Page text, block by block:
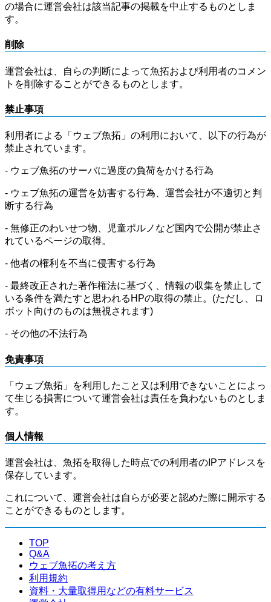
の場合に運営会社は該当記事の掲載を中止するものとしま
す。
削除
運営会社は、自らの判断によって魚拓および利用者のコメン
トを削除することができるものとします。
禁止事項
利用者による「ウェブ魚拓」の利用において、以下の行為が
禁止されています。
- ウェブ魚拓のサーバに過度の負荷をかける行為
- ウェブ魚拓の運営を妨害する行為、運営会社が不適切と判
断する行為
- 無修正のわいせつ物、児童ポルノなど国内で公開が禁止さ
れているページの取得。
- 他者の権利を不当に侵害する行為
- 最終改正された著作権法に基づく、情報の収集を禁止して
いる条件を満たすと思われるHPの取得の禁止。(ただし、ロ
ボット向けのものは無視されます)
- その他の不法行為
免責事項
「ウェブ魚拓」を利用したこと又は利用できないことによっ
て生じる損害について運営会社は責任を負わないものとしま
す。
個人情報
運営会社は、魚拓を取得した時点での利用者のIPアドレスを
保存しています。
これについて、運営会社は自らが必要と認めた際に開示する
ことができるものとします。
TOP
Q&A
ウェブ魚拓の考え方
利用規約
資料・大量取得用などの有料サービス